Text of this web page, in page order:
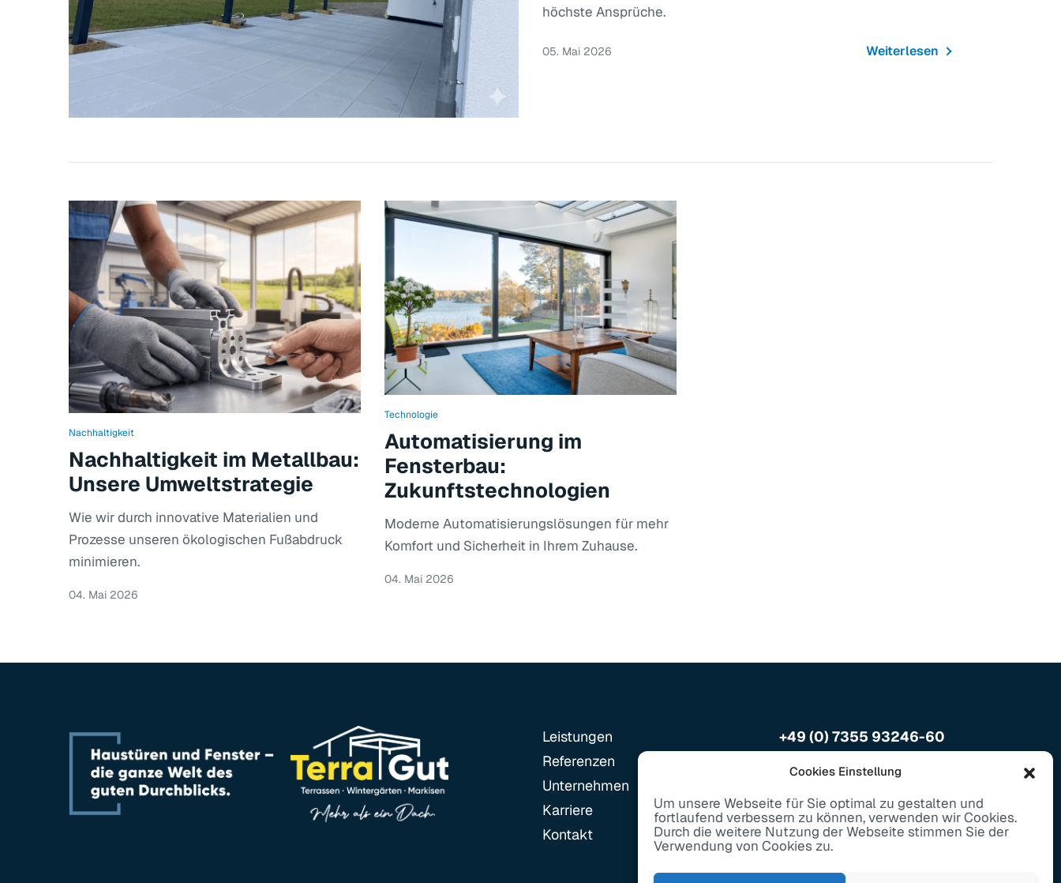
Cookies Einstellung
Um unsere Webseite für Sie optimal zu gestalten und
fortlaufend verbessern zu können, verwenden wir Cookies.
Durch die weitere Nutzung der Webseite stimmen Sie der
Verwendung von Cookies zu.
höchste Ansprüche.
05. Mai 2026 Weiterlesen
Nachhaltigkeit
Nachhaltigkeit im Metallbau:
Unsere Umweltstrategie
Wie wir durch innovative Materialien und
Prozesse unseren ökologischen Fußabdruck
minimieren.
04. Mai 2026
Technologie
Automatisierung im
Fensterbau:
Zukunftstechnologien
Moderne Automatisierungslösungen für mehr
Komfort und Sicherheit in Ihrem Zuhause.
04. Mai 2026
Leistungen
Referenzen
Unternehmen
Karriere
Kontakt
+49 (0) 7355 93246-60
Oberessendorf
Salzring 3, 88436